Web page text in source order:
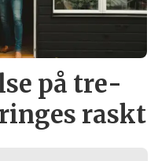
på tre­
raskt